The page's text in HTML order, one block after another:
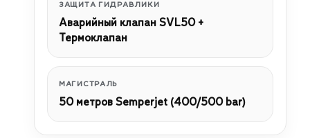
ЗАЩИТА ГИДРАВЛИКИ
Аварийный клапан SVL50 +
Термоклапан
МАГИСТРАЛЬ
50 метров Semperjet (400/500 bar)